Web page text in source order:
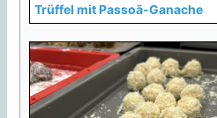
Trüffel mit Passoã-Ganache